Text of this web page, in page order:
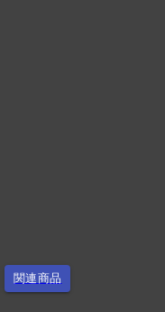
関連商品